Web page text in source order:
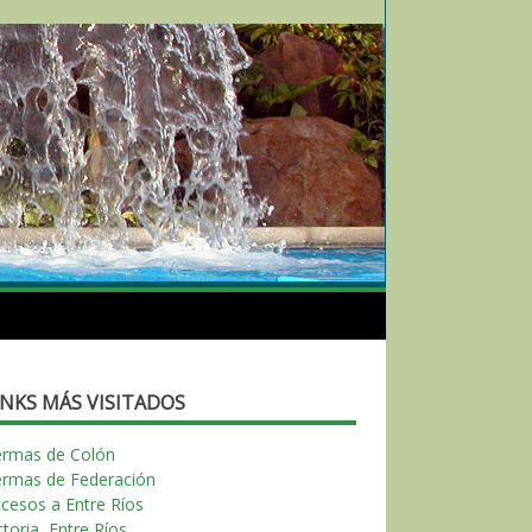
MÁS VISITADOS
de Colón
de Federación
a Entre Ríos